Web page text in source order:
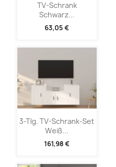
TV-Schrank
Schwarz...
63,05 €
3-Tlg. TV-Schrank-Set
Weiß...
161,98 €